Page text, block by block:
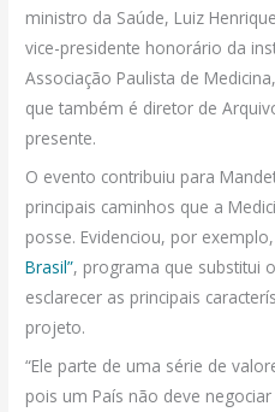
ministro da Saúde, Luiz
vice-presidente honorário da
Associação Paulista de
que também é diretor de
presente.
O evento contribuiu para
principais caminhos que a
posse. Evidenciou, por
Brasil”, programa que substitui
esclarecer as principais
projeto.
“Ele parte de uma série de
pois um País não deve